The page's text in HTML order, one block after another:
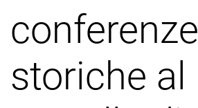
conferenze
storiche al